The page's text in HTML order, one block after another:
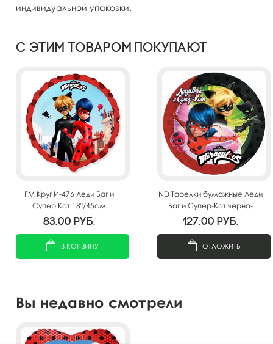
индивидуальной упаковки.
С этим товаром покупают
FM Круг И-476 Леди Баг и
Супер Кот 18"/45см
83.00 руб.
В КОРЗИНУ
ND Тарелки бумажные Леди
Баг и Супер-Кот черно-
розовые 18см 6шт
127.00 руб.
ОТЛОЖИТЬ
Вы недавно смотрели